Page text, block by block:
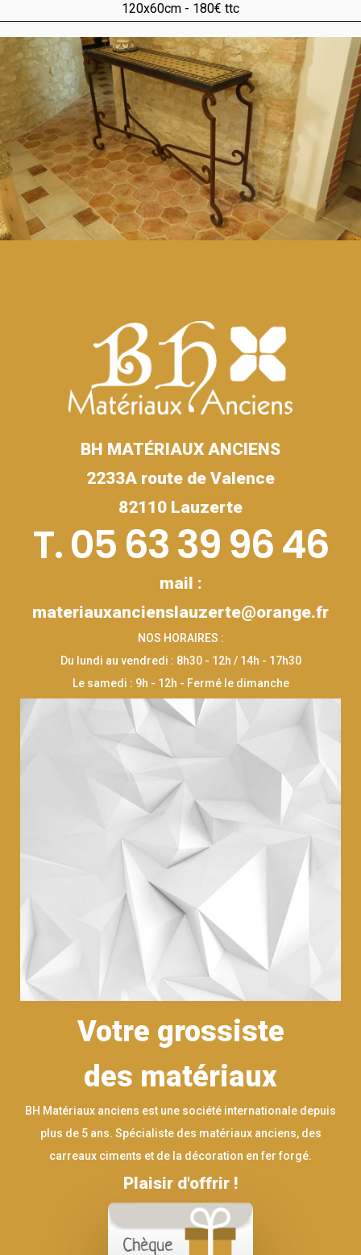
120x60cm - 180€ ttc
BH MATÉRIAUX ANCIENS
2233A route de Valence
82110 Lauzerte
T. 05 63 39 96 46
mail :
materiauxancienslauzerte@orange.fr
NOS HORAIRES :
Du lundi au vendredi : 8h30 - 12h / 14h - 17h30
Le samedi : 9h - 12h - Fermé le dimanche
Votre grossiste
des matériaux
BH Matériaux anciens est une société internationale depuis
plus de 5 ans. Spécialiste des matériaux anciens, des
carreaux ciments et de la décoration en fer forgé.
Plaisir d'offrir !